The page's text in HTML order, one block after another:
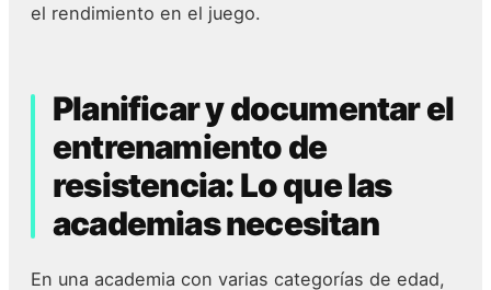
el rendimiento en el juego.
Planificar y documentar el
entrenamiento de
resistencia: Lo que las
academias necesitan
En una academia con varias categorías de edad,